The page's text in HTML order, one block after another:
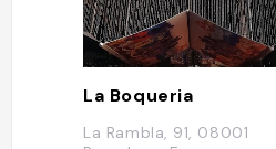
La Boqueria
La Rambla, 91, 08001